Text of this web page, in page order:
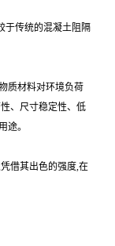
于传统的混凝土阻隔
质材料对环境负荷
、尺寸稳定性、低
途。
借其出色的强度,在